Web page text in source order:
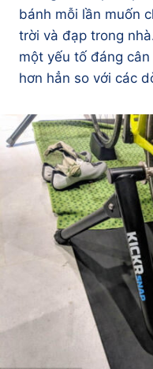
bánh mỗi lần muốn
trời và đạp trong
một yếu tố đáng cân
hơn hẳn so với các